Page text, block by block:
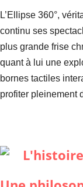
L’Ellipse 360°,
continu ses
plus grande frise
quant à lui une
bornes tactiles
profiter pleinement